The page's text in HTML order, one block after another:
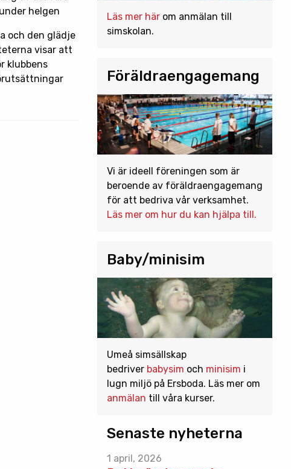
helgen
och den glädje
visar att
klubbens
Läs mer härom anmälan till
simskolan.
Föräldraengagemang
Vi är ideell föreningen som är
beroende av föräldraengagemang
för att bedriva vår verksamhet.
Läs mer om hur du kan hjälpa till.
Baby/minisim
Umeå simsällskap
bedriver babysim och minisim i
lugn miljö på Ersboda. Läs mer om
anmälan till våra kurser.
Senaste nyheterna
1 april, 2026